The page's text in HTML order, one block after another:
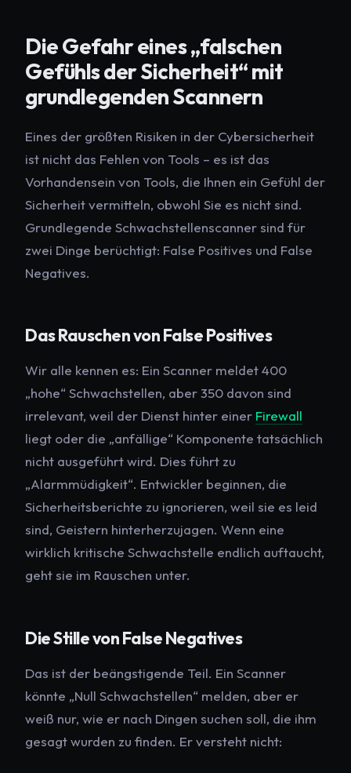
Die Gefahr eines „falschen
Gefühls der Sicherheit“ mit
grundlegenden Scannern
Eines der größten Risiken in der Cybersicherheit
ist nicht das Fehlen von Tools – es ist das
Vorhandensein von Tools, die Ihnen ein Gefühl der
Sicherheit vermitteln, obwohl Sie es nicht sind.
Grundlegende Schwachstellenscanner sind für
zwei Dinge berüchtigt: False Positives und False
Negatives.
Das Rauschen von False Positives
Wir alle kennen es: Ein Scanner meldet 400
„hohe“ Schwachstellen, aber 350 davon sind
irrelevant, weil der Dienst hinter einer Firewall
liegt oder die „anfällige“ Komponente tatsächlich
nicht ausgeführt wird. Dies führt zu
„Alarmmüdigkeit“. Entwickler beginnen, die
Sicherheitsberichte zu ignorieren, weil sie es leid
sind, Geistern hinterherzujagen. Wenn eine
wirklich kritische Schwachstelle endlich auftaucht,
geht sie im Rauschen unter.
Die Stille von False Negatives
Das ist der beängstigende Teil. Ein Scanner
könnte „Null Schwachstellen“ melden, aber er
weiß nur, wie er nach Dingen suchen soll, die ihm
gesagt wurden zu finden. Er versteht nicht: